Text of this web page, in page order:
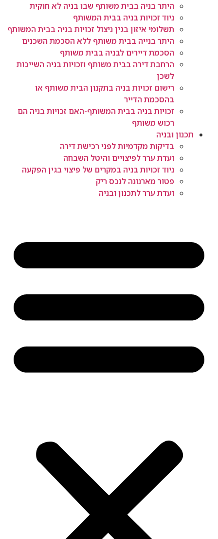
היתר בניה בבית משותף שבו בניה לא חוקית
ניוד זכויות בניה בבית המשותף
תשלומי איזון בגין ניצול זכויות בניה בבית המשותף
היתר בנייה בבית משותף ללא הסכמת השכנים
הסכמת דיירים לבניה בבית משותף
הרחבת דירה בבית משותף וזכויות בניה השייכות
לשכן
רישום זכויות בניה בתקנון הבית משותף או
בהסכמת הדייר
זכויות בניה בבית המשותף-האם זכויות בניה הם
רכוש משותף
תכנון ובניה
בדיקות מקדמיות לפני רכישת דירה
ועדת ערר לפיצויים והיטל השבחה
ניוד זכויות בניה במקרים של פיצוי בגין הפקעה
פטור מארנונה לנכס ריק
ועדת ערר לתכנון ובניה